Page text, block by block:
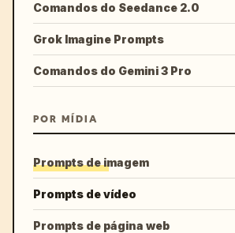
Comandos do Seedance 2.0
Grok Imagine Prompts
Comandos do Gemini 3 Pro
POR MÍDIA
Prompts de imagem
Prompts de vídeo
Prompts de página web